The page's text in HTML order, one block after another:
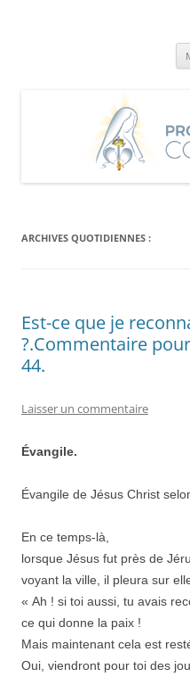
ARCHIVES QUOTIDIENNES :
Est-ce que je
?.Commentaire
44.
Laisser un commentaire
Évangile.
Évangile de Jésus Christ
En ce temps-là,
lorsque Jésus fut près de
voyant la ville, il pleura sur
« Ah ! si toi aussi, tu avais
ce qui donne la paix !
Mais maintenant cela est
Oui, viendront pour toi des